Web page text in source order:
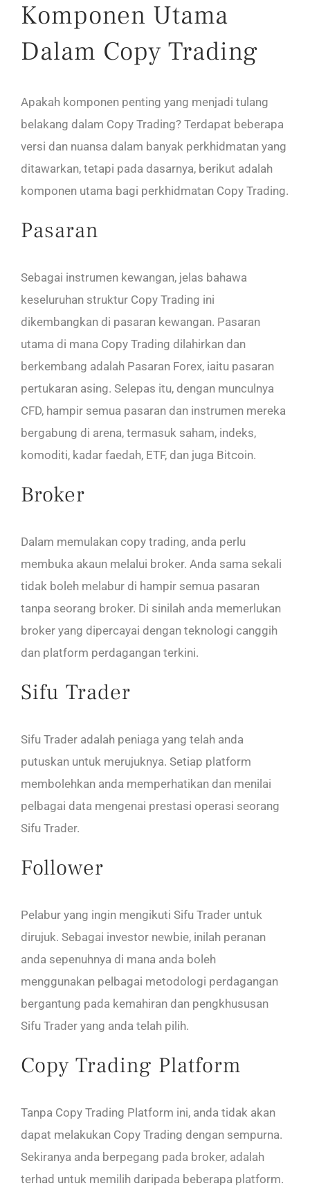
Komponen Utama
Dalam Copy Trading
Apakah komponen penting yang menjadi tulang
belakang dalam Copy Trading? Terdapat beberapa
versi dan nuansa dalam banyak perkhidmatan yang
ditawarkan, tetapi pada dasarnya, berikut adalah
komponen utama bagi perkhidmatan Copy Trading.
Pasaran
Sebagai instrumen kewangan, jelas bahawa
keseluruhan struktur Copy Trading ini
dikembangkan di pasaran kewangan. Pasaran
utama di mana Copy Trading dilahirkan dan
berkembang adalah Pasaran Forex, iaitu pasaran
pertukaran asing. Selepas itu, dengan munculnya
CFD, hampir semua pasaran dan instrumen mereka
bergabung di arena, termasuk saham, indeks,
komoditi, kadar faedah, ETF, dan juga Bitcoin.
Broker
Dalam memulakan copy trading, anda perlu
membuka akaun melalui broker. Anda sama sekali
tidak boleh melabur di hampir semua pasaran
tanpa seorang broker. Di sinilah anda memerlukan
broker yang dipercayai dengan teknologi canggih
dan platform perdagangan terkini.
Sifu Trader
Sifu Trader adalah peniaga yang telah anda
putuskan untuk merujuknya. Setiap platform
membolehkan anda memperhatikan dan menilai
pelbagai data mengenai prestasi operasi seorang
Sifu Trader.
Follower
Pelabur yang ingin mengikuti Sifu Trader untuk
dirujuk. Sebagai investor newbie, inilah peranan
anda sepenuhnya di mana anda boleh
menggunakan pelbagai metodologi perdagangan
bergantung pada kemahiran dan pengkhususan
Sifu Trader yang anda telah pilih.
Copy Trading Platform
Tanpa Copy Trading Platform ini, anda tidak akan
dapat melakukan Copy Trading dengan sempurna.
Sekiranya anda berpegang pada broker, adalah
terhad untuk memilih daripada beberapa platform.